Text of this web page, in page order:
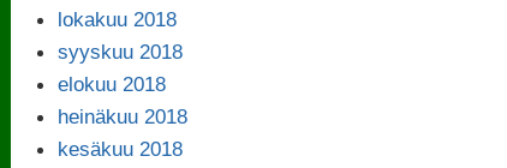
lokakuu 2018
syyskuu 2018
elokuu 2018
heinäkuu 2018
kesäkuu 2018